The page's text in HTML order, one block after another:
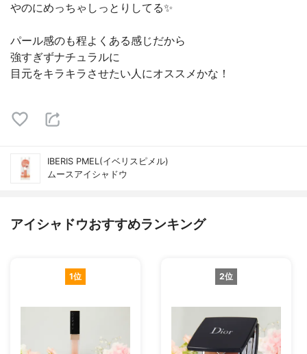
やのにめっちゃしっとりしてる✨
パール感のも程よくある感じだから
強すぎずナチュラルに
目元をキラキラさせたい人にオススメかな！
IBERIS PMEL(イベリスピメル)
ムースアイシャドウ
アイシャドウおすすめランキング
1位 2位